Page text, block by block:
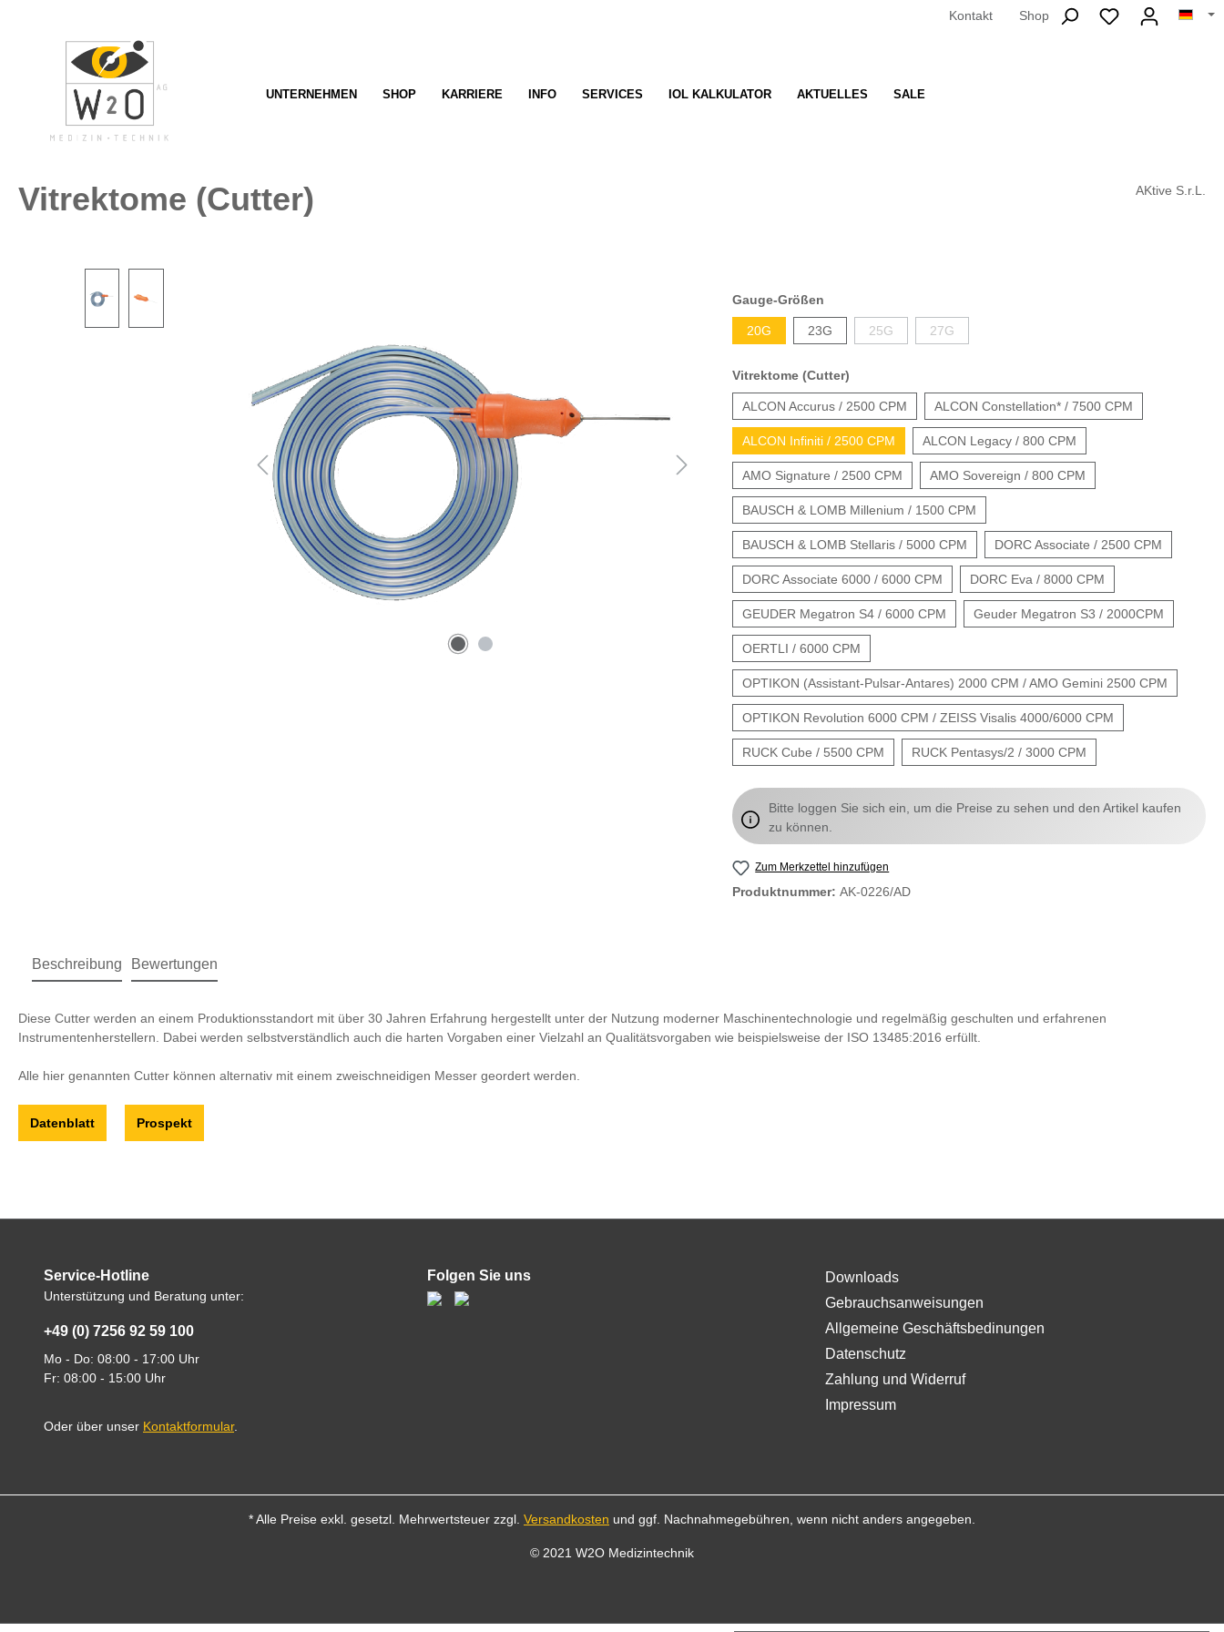
Kontakt Shop
UNTERNEHMEN SHOP KARRIERE INFO SERVICES IOL KALKULATOR AKTUELLES SALE
Vitrektome (Cutter) AKtive S.r.L.
Gauge-Größen
20G 23G 25G 27G
Vitrektome (Cutter)
ALCON Accurus / 2500 CPM ALCON Constellation* / 7500 CPM
ALCON Infiniti / 2500 CPM ALCON Legacy / 800 CPM
AMO Signature / 2500 CPM AMO Sovereign / 800 CPM
BAUSCH & LOMB Millenium / 1500 CPM
BAUSCH & LOMB Stellaris / 5000 CPM DORC Associate / 2500 CPM
DORC Associate 6000 / 6000 CPM DORC Eva / 8000 CPM
GEUDER Megatron S4 / 6000 CPM Geuder Megatron S3 / 2000CPM
OERTLI / 6000 CPM
OPTIKON (Assistant-Pulsar-Antares) 2000 CPM / AMO Gemini 2500 CPM
OPTIKON Revolution 6000 CPM / ZEISS Visalis 4000/6000 CPM
RUCK Cube / 5500 CPM RUCK Pentasys/2 / 3000 CPM
Bitte loggen Sie sich ein, um die Preise zu sehen und den Artikel kaufen
zu können.
Zum Merkzettel hinzufügen
Produktnummer: AK-0226/AD
Beschreibung Bewertungen
Diese Cutter werden an einem Produktionsstandort mit über 30 Jahren Erfahrung hergestellt unter der Nutzung moderner Maschinentechnologie und regelmäßig geschulten und erfahrenen
Instrumentenherstellern. Dabei werden selbstverständlich auch die harten Vorgaben einer Vielzahl an Qualitätsvorgaben wie beispielsweise der ISO 13485:2016 erfüllt.
Alle hier genannten Cutter können alternativ mit einem zweischneidigen Messer geordert werden.
Datenblatt Prospekt
Service-Hotline
Unterstützung und Beratung unter:
+49 (0) 7256 92 59 100
Mo - Do: 08:00 - 17:00 Uhr
Fr: 08:00 - 15:00 Uhr
Oder über unser Kontaktformular.
Folgen Sie uns
Downloads
Gebrauchsanweisungen
Allgemeine Geschäftsbedinungen
Datenschutz
Zahlung und Widerruf
Impressum
* Alle Preise exkl. gesetzl. Mehrwertsteuer zzgl. Versandkosten und ggf. Nachnahmegebühren, wenn nicht anders angegeben.
© 2021 W2O Medizintechnik